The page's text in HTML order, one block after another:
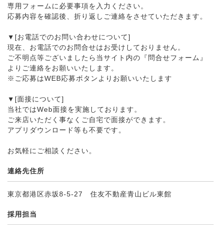
専用フォームに必要事項を入力ください。
応募内容を確認後、折り返しご連絡をさせていただきます。
▼[お電話でのお問い合わせについて]
現在、お電話でのお問合せはお受けしておりません。
ご不明点等ございましたら当サイト内の『問合せフォーム』
よりご連絡をお願いいたします。
※ご応募はWEB応募ボタンよりお願いいたします
▼[面接について]
当社ではWeb面接を実施しております。
ご来店いただく事なくご自宅で面接ができます。
アプリダウンロード等も不要です。
お気軽にご相談ください。
連絡先住所
東京都港区赤坂8-5-27 住友不動産青山ビル東館
採用担当